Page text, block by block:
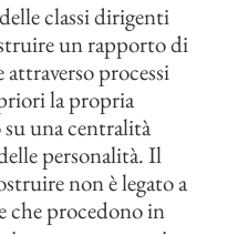
classi dirigenti
un rapporto di
processi
la propria
una centralità
personalità. Il
non è legato a
che procedono in